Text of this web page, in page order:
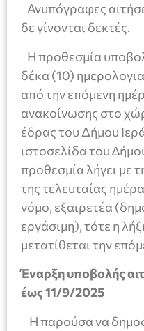
Ανυπόγραφες
δε γίνονται δεκτές.
Η προθεσμία
δέκα (10)
από την επόμενη
ανακοίνωσης στο
έδρας του Δήμου
ιστοσελίδα του
προθεσμία λήγει με
της τελευταίας
νόμο, εξαιρετέα
εργάσιμη), τότε η
μετατίθεται την
Έναρξη υποβολής
έως 11/9/2025
Η παρούσα να